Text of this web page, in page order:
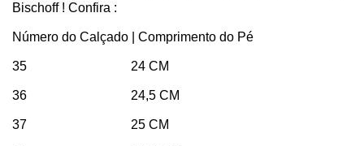
Bischoff ! Confira :
Número do Calçado | Comprimento do Pé
35 24 CM
36 24,5 CM
37 25 CM